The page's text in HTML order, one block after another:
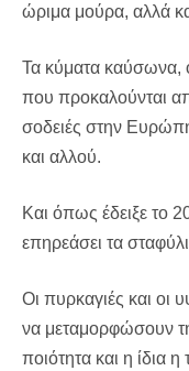
ώριμα μούρα, αλλά
Τα κύματα καύσωνα,
που προκαλούνται
σοδειές στην
και αλλού.
Και όπως έδειξε το
επηρεάσει τα
Οι πυρκαγιές και οι
να μεταμορφώσουν
ποιότητα και η ίδια